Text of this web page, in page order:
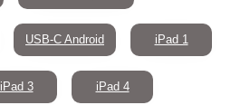
USB-C Android iPad 1
iPad 3 iPad 4